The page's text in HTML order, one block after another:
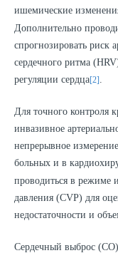
ишемические
Дополнительно
спрогнозировать риск
сердечного ритма
регуляции сердца [2] .
Для точного контроля
инвазивное
непрерывное
больных и в
проводиться в режиме
давления (CVP) для
недостаточности и
Сердечный выброс